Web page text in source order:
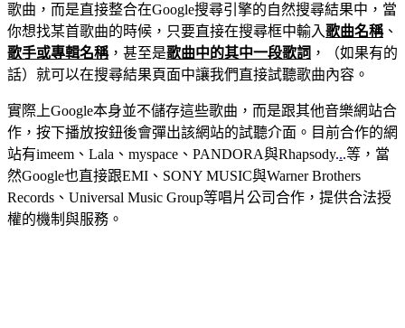
歌曲，而是直接整合在Google搜尋引擎的自然搜尋結果中，當
你想找某首歌曲的時候，只要直接在搜尋框中輸入歌曲名稱、
歌手或專輯名稱，甚至是歌曲中的其中一段歌詞 ，（如果有的
話）就可以在搜尋結果頁面中讓我們直接試聽歌曲內容。
實際上Google本身並不儲存這些歌曲，而是跟其他音樂網站合
作，按下播放按鈕後會彈出該網站的試聽介面。目前合作的網
站有imeem、Lala、myspace、PANDORA與Rhapsody...等，當
然Google也直接跟EMI、SONY MUSIC與Warner Brothers
Records、Universal Music Group等唱片公司合作，提供合法授
權的機制與服務。